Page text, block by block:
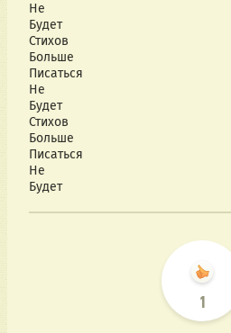
Не
Будет
Стихов
Больше
Писаться
Не
Будет
Стихов
Больше
Писаться
Не
Будет
1